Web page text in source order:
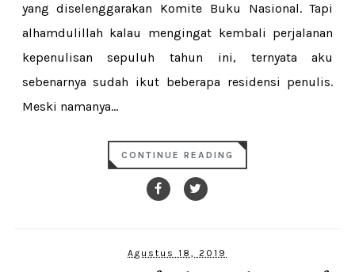
yang diselenggarakan Komite Buku Nasional. Tapi
alhamdulillah kalau mengingat kembali perjalanan
kepenulisan sepuluh tahun ini, ternyata aku
sebenarnya sudah ikut beberapa residensi penulis.
Meski namanya...
CONTINUE READING
Agustus 18, 2019